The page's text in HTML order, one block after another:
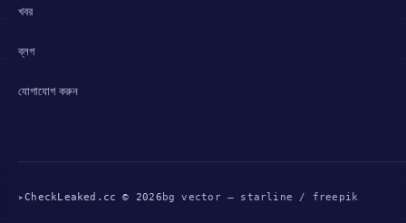
খবর
ব্লগ
যোগাযোগ করুন
▸CheckLeaked.cc © 2026 bg vector — starline / freepik